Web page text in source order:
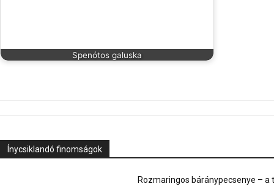
Spenótos galuska
Ínycsiklandó finomságok
Rozmaringos báránypecsenye – a